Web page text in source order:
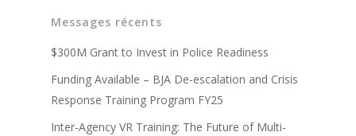
Messages récents
$300M Grant to Invest in Police Readiness
Funding Available – BJA De-escalation and Crisis
Response Training Program FY25
Inter-Agency VR Training: The Future of Multi-
Mises à jour
Démonstration
Système
virtuel V-Armed
Système portable V-
Police
Avantages de la
policière
Militaire